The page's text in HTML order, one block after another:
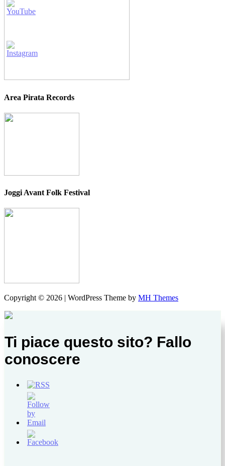
Area Pirata Records
Joggi Avant Folk Festival
Copyright © 2026 | WordPress Theme by MH Themes
Ti piace questo sito? Fallo
conoscere